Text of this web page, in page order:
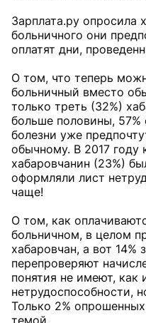
Зарплата.ру опросила
больничного они
оплатят дни,
О том, что теперь
больничный вместо
только треть (32%)
больше половины,
болезни уже
обычному. В 2017 году
хабаровчанин (23%)
оформляли лист
чаще!
О том, как
больничном, в целом
хабаровчан, а вот
перепроверяют
понятия не имеют, как
нетрудоспособности,
Только 2%
темой.